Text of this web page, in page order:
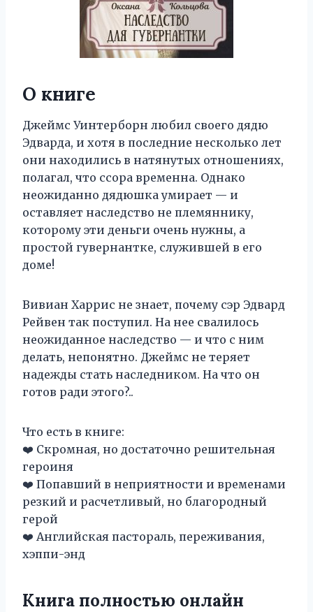
О книге
Джеймс Уинтерборн любил своего дядю
Эдварда, и хотя в последние несколько лет
они находились в натянутых отношениях,
полагал, что ссора временна. Однако
неожиданно дядюшка умирает — и
оставляет наследство не племяннику,
которому эти деньги очень нужны, а
простой гувернантке, служившей в его
доме!
Вивиан Харрис не знает, почему сэр Эдвард
Рейвен так поступил. На нее свалилось
неожиданное наследство — и что с ним
делать, непонятно. Джеймс не теряет
надежды стать наследником. На что он
готов ради этого?..
Что есть в книге:
‍❤️‍ Скромная, но достаточно решительная
героиня
‍❤️‍ Попавший в неприятности и временами
резкий и расчетливый, но благородный
герой
‍❤️‍ Английская пастораль, переживания,
хэппи-энд
Книга полностью онлайн